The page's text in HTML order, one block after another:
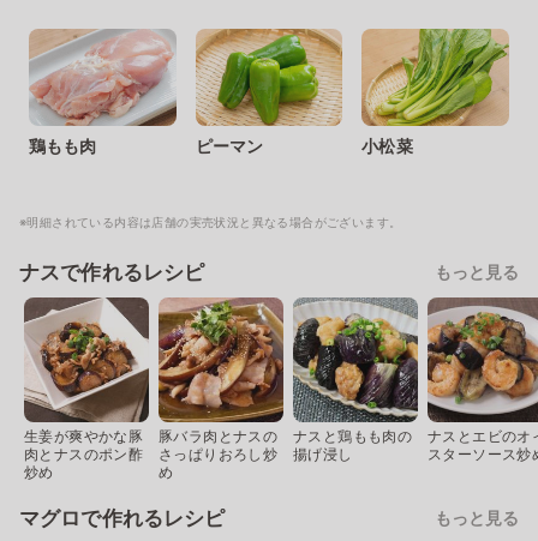
鶏もも肉 ピーマン 小松菜
※明細されている内容は店舗の実売状況と異なる場合がございます。
ナスで作れるレシピ もっと見る
生姜が爽やかな豚
肉とナスのポン酢
炒め
豚バラ肉とナスの
さっぱりおろし炒
め
ナスと鶏もも肉の
揚げ浸し
ナスとエビのオ
スターソース炒
マグロで作れるレシピ もっと見る